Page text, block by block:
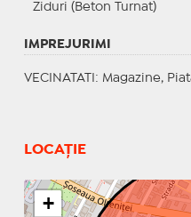
Ziduri (Beton Turnat)
IMPREJURIMI
VECINATATI : Magazine,
LOCAȚIE
+